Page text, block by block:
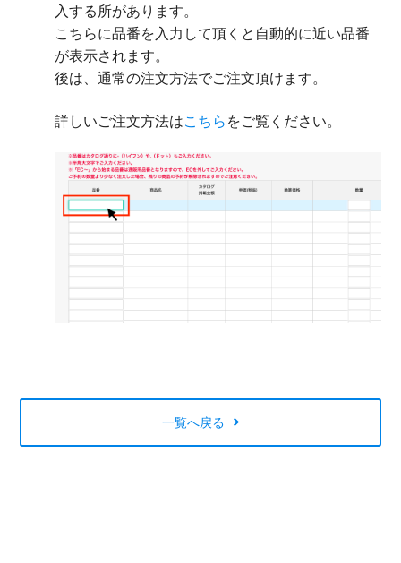
入する所があります。
こちらに品番を入力して頂くと自動的に近い品番
が表示されます。
後は、通常の注文方法でご注文頂けます。
詳しいご注文方法はこちら をご覧ください。
一覧へ戻る